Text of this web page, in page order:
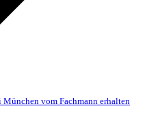
vom Fachmann erhalten